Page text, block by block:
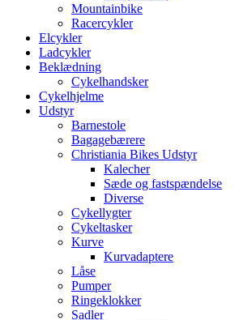
Mountainbike
Racercykler
Elcykler
Ladcykler
Beklædning
Cykelhandsker
Cykelhjelme
Udstyr
Barnestole
Bagagebærere
Christiania Bikes Udstyr
Kalecher
Sæde og fastspændelse
Diverse
Cykellygter
Cykeltasker
Kurve
Kurvadaptere
Låse
Pumper
Ringeklokker
Sadler